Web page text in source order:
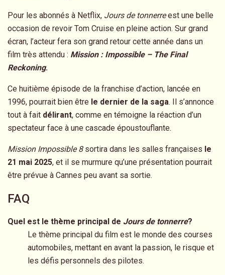
Pour les abonnés à Netflix, Jours de tonnerreest une belle
occasion de revoir Tom Cruise en pleine action. Sur grand
écran, l’acteur fera son grand retour cette année dans un
film très attendu : Mission : Impossible – The Final
Reckoning.
Ce huitième épisode de la franchise d’action, lancée en
1996, pourrait bien être le dernier de la saga. Il s’annonce
tout à fait délirant, comme en témoigne la réaction d’un
spectateur face à une cascade époustouflante.
Mission Impossible 8sortira dans les salles françaises le
21 mai 2025, et il se murmure qu’une présentation pourrait
être prévue à Cannes peu avant sa sortie.
FAQ
Quel est le thème principal de Jours de tonnerre?
Le thème principal du film est le monde des courses
automobiles, mettant en avant la passion, le risque et
les défis personnels des pilotes.